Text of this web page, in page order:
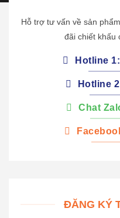
Hỗ trợ tư vấn về sản
đãi chiết khấu
Hotline
Hotline
Chat
ĐĂNG KÝ